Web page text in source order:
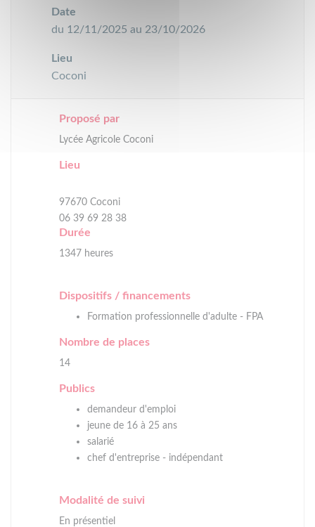
Date
du 12/11/2025 au 23/10/2026
Lieu
Coconi
Proposé par
Lycée Agricole Coconi
Lieu
97670 Coconi
06 39 69 28 38
Durée
1347 heures
Dispositifs / financements
Formation professionnelle d'adulte - FPA
Nombre de places
14
Publics
demandeur d'emploi
jeune de 16 à 25 ans
salarié
chef d'entreprise - indépendant
Modalité de suivi
En présentiel